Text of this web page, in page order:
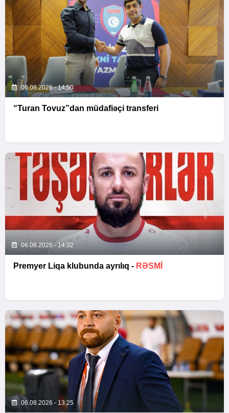
06.08.2026 - 14:50
“Turan Tovuz”dan müdafiəçi transferi
06.08.2026 - 14:32
Premyer Liqa klubunda ayrılıq - RƏSMİ
06.08.2026 - 13:25